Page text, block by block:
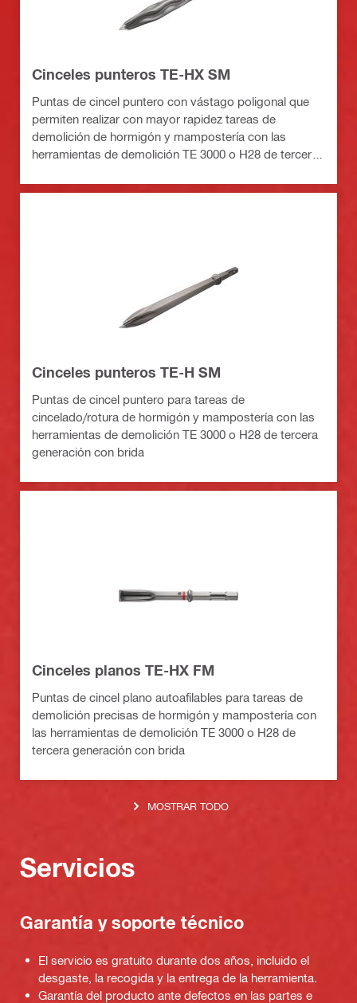
Cinceles punteros TE-HX SM
Puntas de cincel puntero con vástago poligonal que
permiten realizar con mayor rapidez tareas de
demolición de hormigón y mampostería con las
herramientas de demolición TE 3000 o H28 de tercera
Cinceles punteros TE-H SM
Puntas de cincel puntero para tareas de
cincelado/rotura de hormigón y mampostería con las
herramientas de demolición TE 3000 o H28 de tercera
generación con brida
Cinceles planos TE-HX FM
Puntas de cincel plano autoafilables para tareas de
demolición precisas de hormigón y mampostería con
las herramientas de demolición TE 3000 o H28 de
tercera generación con brida
MOSTRAR TODO
Servicios
Garantía y soporte técnico
El servicio es gratuito durante dos años, incluido el
desgaste, la recogida y la entrega de la herramienta.
Garantía del producto ante defectos en las partes e